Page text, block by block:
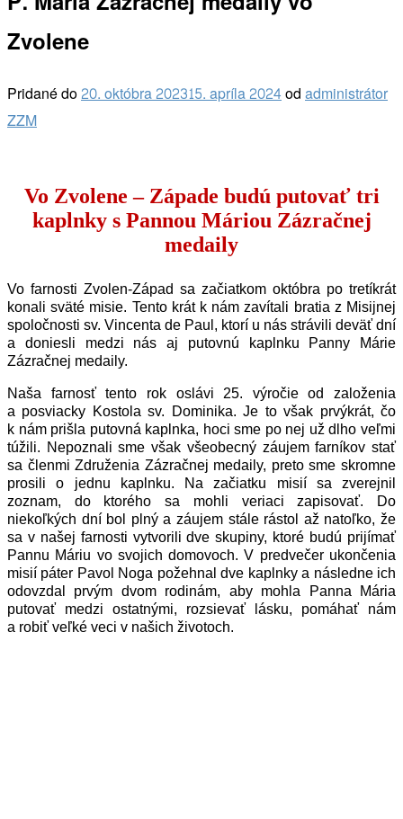
Zvolene
Pridané do20. októbra 202315. apríla 2024odadministrátor
ZZM
Vo Zvolene – Západe budú putovať tri
kaplnky s Pannou Máriou Zázračnej
medaily
Vo farnosti Zvolen-Západ sa začiatkom októbra po tretíkrát
konali sväté misie. Tento krát k nám zavítali bratia z Misijnej
spoločnosti sv. Vincenta de Paul, ktorí u nás strávili deväť dní
a doniesli medzi nás aj putovnú kaplnku Panny Márie
Zázračnej medaily.
Naša farnosť tento rok oslávi 25. výročie od založenia
a posviacky Kostola sv. Dominika. Je to však prvýkrát, čo
k nám prišla putovná kaplnka, hoci sme po nej už dlho veľmi
túžili. Nepoznali sme však všeobecný záujem farníkov stať
sa členmi Združenia Zázračnej medaily, preto sme skromne
prosili o jednu kaplnku. Na začiatku misií sa zverejnil
zoznam, do ktorého sa mohli veriaci zapisovať. Do
niekoľkých dní bol plný a záujem stále rástol až natoľko, že
sa v našej farnosti vytvorili dve skupiny, ktoré budú prijímať
Pannu Máriu vo svojich domovoch. V predvečer ukončenia
misií páter Pavol Noga požehnal dve kaplnky a následne ich
odovzdal prvým dvom rodinám, aby mohla Panna Mária
putovať medzi ostatnými, rozsievať lásku, pomáhať nám
a robiť veľké veci v našich životoch.